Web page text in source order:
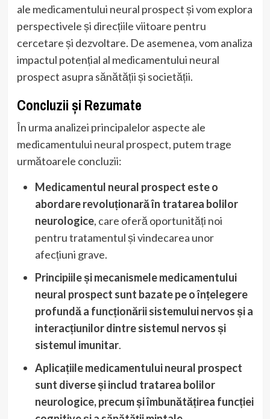
ale medicamentului neural prospect și vom explora
perspectivele și direcțiile viitoare pentru
cercetare și dezvoltare. De asemenea, vom analiza
impactul potențial al medicamentului neural
prospect asupra sănătății și societății.
Concluzii și Rezumate
În urma analizei principalelor aspecte ale
medicamentului neural prospect, putem trage
următoarele concluzii:
Medicamentul neural prospect este o
abordare revoluționară în tratarea bolilor
neurologice, care oferă oportunități noi
pentru tratamentul și vindecarea unor
afecțiuni grave.
Principiile și mecanismele medicamentului
neural prospect sunt bazate pe o înțelegere
profundă a funcționării sistemului nervos și a
interacțiunilor dintre sistemul nervos și
sistemul imunitar.
Aplicațiile medicamentului neural prospect
sunt diverse și includ tratarea bolilor
neurologice, precum și îmbunătățirea funcției